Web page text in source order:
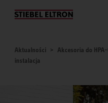
O nas
Aktualności
Akcesoria do
instalacja